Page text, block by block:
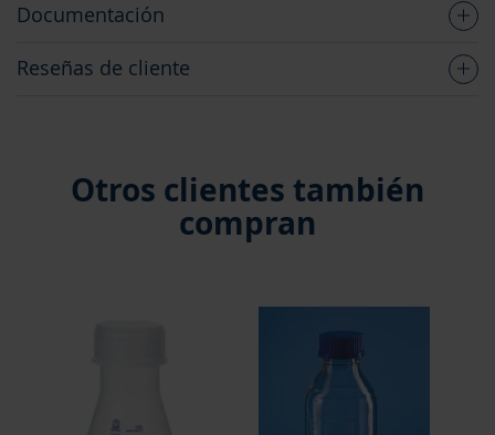
Documentación
Reseñas de cliente
Otros clientes también
compran